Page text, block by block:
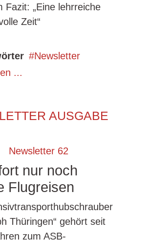
Fazit: „Eine lehrreiche
Zeit“
Newsletter
...
AUSGABE
nur noch
Flugreisen
Thüringen“ gehört seit
zum ASB-